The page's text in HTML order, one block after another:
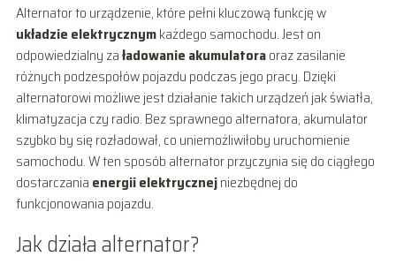
Alternator to urządzenie, które pełni kluczową funkcję w
układzie elektrycznymkażdego samochodu. Jest on
odpowiedzialny załadowanie akumulatoraoraz zasilanie
różnych podzespołów pojazdu podczas jego pracy. Dzięki
alternatorowi możliwe jest działanie takich urządzeń jak światła,
klimatyzacja czy radio. Bez sprawnego alternatora, akumulator
szybko by się rozładował, co uniemożliwiłoby uruchomienie
samochodu. W ten sposób alternator przyczynia się do ciągłego
dostarczania energii elektrycznejniezbędnej do
funkcjonowania pojazdu.
Jak działa alternator?